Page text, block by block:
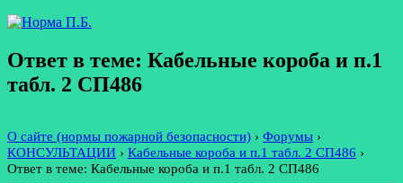
Ответ в теме: Кабельные короба и п.1
табл. 2 СП486
О сайте (нормы пожарной безопасности) › Форумы ›
КОНСУЛЬТАЦИИ › Кабельные короба и п.1 табл. 2 СП486 ›
Ответ в теме: Кабельные короба и п.1 табл. 2 СП486